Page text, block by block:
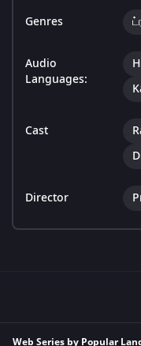
Genres
Audio
Languages:
Cast
Director
Web Series by Popular